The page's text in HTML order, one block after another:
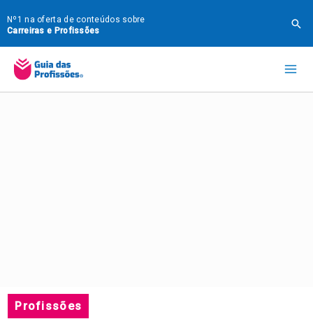
para
o
conteúdo
Nº1 na oferta de conteúdos sobre
Carreiras e Profissões
Profissões